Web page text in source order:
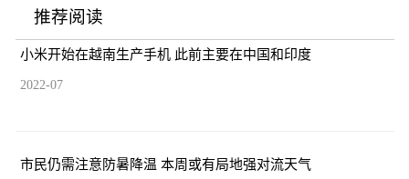
推荐阅读
小米开始在越南生产手机 此前主要在中国和印度
2022-07
市民仍需注意防暑降温 本周或有局地强对流天气